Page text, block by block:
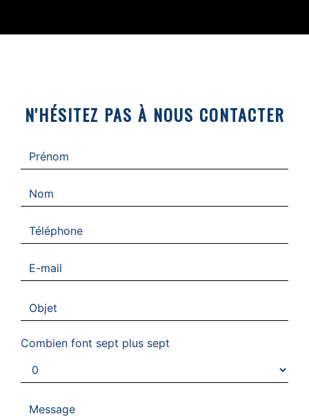
N'HÉSITEZ PAS À NOUS CONTACTER
Combien font sept plus sept